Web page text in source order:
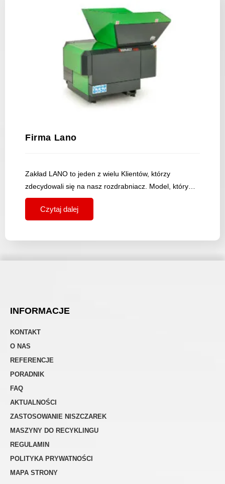
Firma Lano
Zakład LANO to jeden z wielu Klientów, którzy
zdecydowali się na nasz rozdrabniacz. Model, który…
Czytaj dalej
INFORMACJE
KONTAKT
O NAS
REFERENCJE
PORADNIK
FAQ
AKTUALNOŚCI
ZASTOSOWANIE NISZCZAREK
MASZYNY DO RECYKLINGU
REGULAMIN
POLITYKA PRYWATNOŚCI
MAPA STRONY